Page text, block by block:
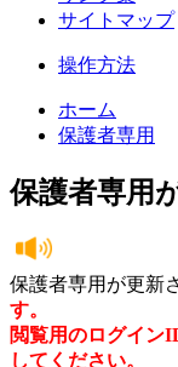
サイトマップ
操作方法
ホーム
保護者専用
保護者専用
保護者専用が更新
す。
閲覧用のログイン
してください。